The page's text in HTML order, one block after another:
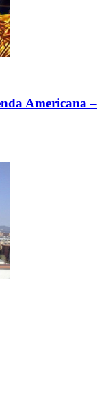
Americana –